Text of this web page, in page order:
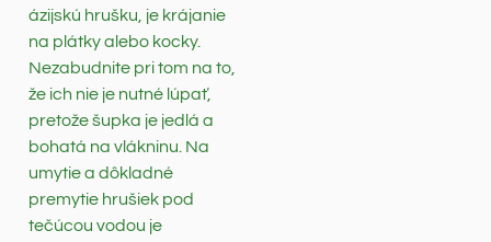
ázijskú hrušku, je krájanie
na plátky alebo kocky.
Nezabudnite pri tom na to,
že ich nie je nutné lúpať,
pretože šupka je jedlá a
bohatá na vlákninu. Na
umytie a dôkladné
premytie hrušiek pod
tečúcou vodou je